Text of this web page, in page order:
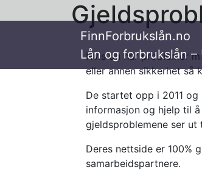
FinnForbrukslån.no
Lån og forbrukslån –
Hvis du har problemer
eller annen sikkerhet så
De startet opp i 2011
informasjon og hjelp til
gjeldsproblemene ser
Deres nettside er 100%
samarbeidspartnere.